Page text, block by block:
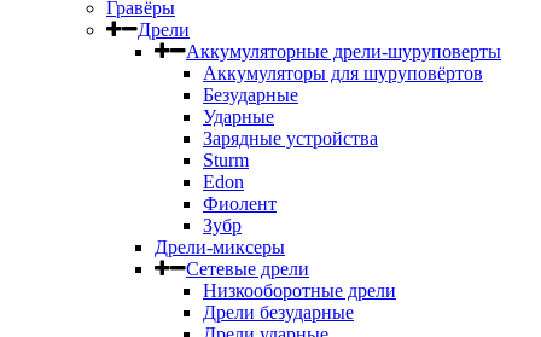
Гравёры
Дрели
Аккумуляторные дрели-шуруповерты
Аккумуляторы для шуруповёртов
Безударные
Ударные
Зарядные устройства
Sturm
Edon
Фиолент
Зубр
Дрели-миксеры
Сетевые дрели
Низкооборотные дрели
Дрели безударные